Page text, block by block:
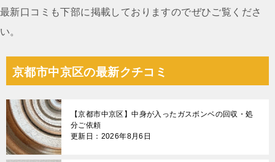
最新口コミも下部に掲載しておりますのでぜひご覧くださ
い。
京都市中京区の最新クチコミ
【京都市中京区】中身が入ったガスボンベの回収・処
分ご依頼
更新日：2026年8月6日